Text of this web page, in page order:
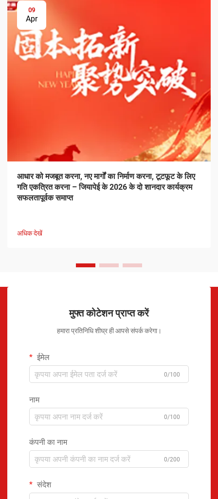
09
Apr
आधार को मजबूत करना, नए मार्गों का निर्माण करना, टूटफूट के लिए
गति एकत्रित करना – जियापेई के 2026 के दो शानदार कार्यक्रम
सफलतापूर्वक समाप्त
अधिक देखें
मुफ्त कोटेशन प्राप्त करें
हमारा प्रतिनिधि शीघ्र ही आपसे संपर्क करेगा।
ईमेल
0/100
नाम
0/100
कंपनी का नाम
0/200
संदेश